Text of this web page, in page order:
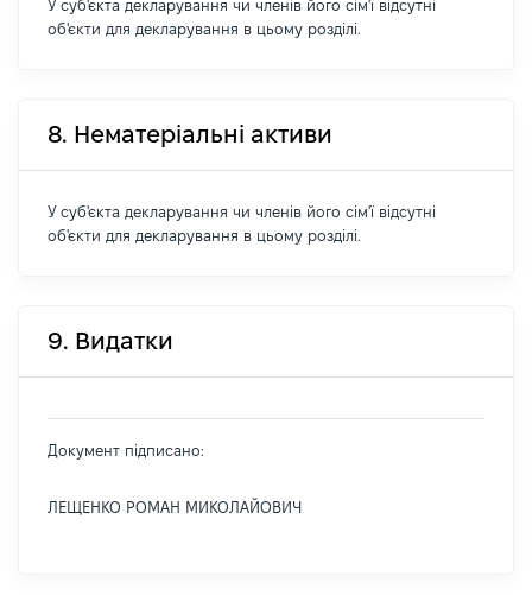
У суб'єкта декларування чи членів його сім'ї відсутні
об'єкти для декларування в цьому розділі.
8. Нематеріальні активи
У суб'єкта декларування чи членів його сім'ї відсутні
об'єкти для декларування в цьому розділі.
9. Видатки
Документ підписано:
ЛЕЩЕНКО РОМАН МИКОЛАЙОВИЧ